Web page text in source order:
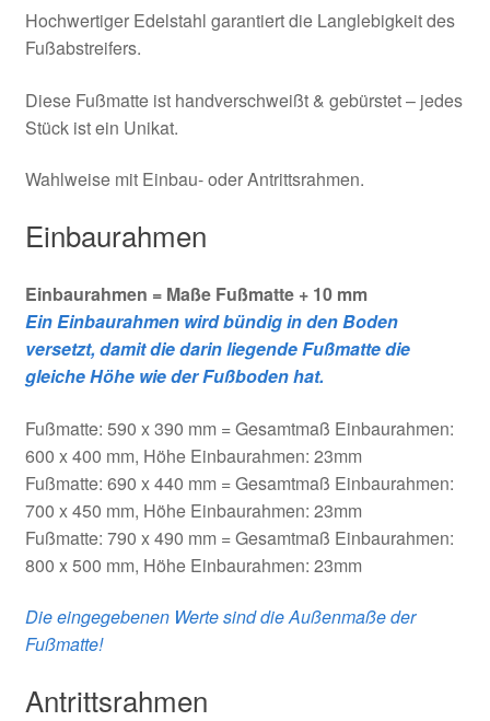
5.00von 5,
basierend auf
rtungen
Hochwertiger Edelstahl garantiert die Langlebigkeit des
Fußabstreifers.
Diese Fußmatte ist handverschweißt & gebürstet – jedes
Stück ist ein Unikat.
Wahlweise mit Einbau- oder Antrittsrahmen.
Einbaurahmen
Einbaurahmen = Maße Fußmatte + 10 mm
Ein Einbaurahmen wird bündig in den Boden
versetzt, damit die darin liegende Fußmatte die
gleiche Höhe wie der Fußboden hat.
Fußmatte: 590 x 390 mm = Gesamtmaß Einbaurahmen:
600 x 400 mm, Höhe Einbaurahmen: 23mm
Fußmatte: 690 x 440 mm = Gesamtmaß Einbaurahmen:
700 x 450 mm, Höhe Einbaurahmen: 23mm
Fußmatte: 790 x 490 mm = Gesamtmaß Einbaurahmen:
800 x 500 mm, Höhe Einbaurahmen: 23mm
Die eingegebenen Werte sind die Außenmaße der
Fußmatte!
Antrittsrahmen